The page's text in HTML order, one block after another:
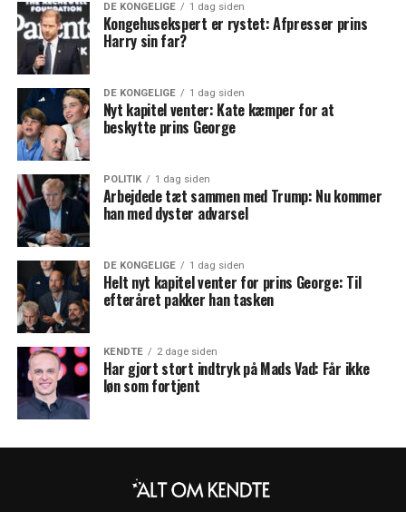
DE KONGELIGE 1 dag siden
Kongehusekspert er rystet: Afpresser prins
Harry sin far?
DE KONGELIGE 1 dag siden
Nyt kapitel venter: Kate kæmper for at
beskytte prins George
POLITIK 1 dag siden
Arbejdede tæt sammen med Trump: Nu kommer
han med dyster advarsel
DE KONGELIGE 1 dag siden
Helt nyt kapitel venter for prins George: Til
efteråret pakker han tasken
KENDTE 2 dage siden
Har gjort stort indtryk på Mads Vad: Får ikke
løn som fortjent